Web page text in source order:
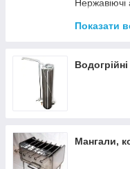
Нержавіючі
Промислові
Показати
Мангали,